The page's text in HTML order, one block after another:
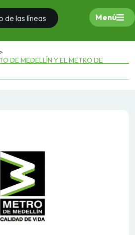
de las líneas Menú
>
DE MEDELLÍN Y EL METRO DE